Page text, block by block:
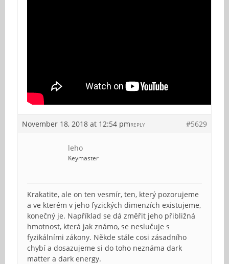
November 18, 2018 at 12:54 pm #5629
REPLY
leho
Keymaster
Krakatite, ale on ten vesmír, ten, který pozorujeme
a ve kterém v jeho fyzických dimenzích existujeme,
konečný je. Například se dá změřit jeho přibližná
hmotnost, která jak známo, se neslučuje s
fyzikálními zákony. Někde stále cosi zásadního
chybí a dosazujeme si do toho neznáma dark
matter a dark energy.